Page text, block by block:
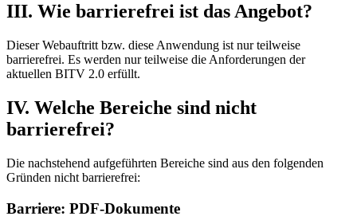
III. Wie barrierefrei ist das Angebot?
Dieser Webauftritt bzw. diese Anwendung ist nur teilweise
barrierefrei. Es werden nur teilweise die Anforderungen der
aktuellen BITV 2.0 erfüllt.
IV. Welche Bereiche sind nicht
barrierefrei?
Die nachstehend aufgeführten Bereiche sind aus den folgenden
Gründen nicht barrierefrei:
Barriere: PDF-Dokumente